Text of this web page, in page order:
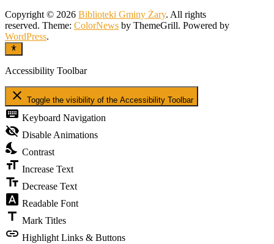
Copyright © 2026 Biblioteki Gminy Żary. All rights
reserved. Theme: ColorNews by ThemeGrill. Powered by
WordPress.
Accessibility Toolbar
close Toggle the visibility of the Accessibility Toolbar
keyboard Keyboard Navigation
visibility_off Disable Animations
nights_stay Contrast
format_size Increase Text
text_fields Decrease Text
font_download Readable Font
title Mark Titles
link Highlight Links & Buttons